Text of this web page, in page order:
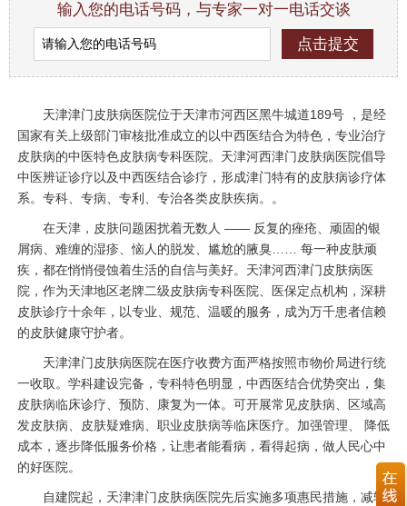
输入您的电话号码，与专家一对一电话交谈
天津津门皮肤病医院位于天津市河西区黑牛城道189号 ，是经
国家有关上级部门审核批准成立的以中西医结合为特色，专业治疗
皮肤病的中医特色皮肤病专科医院。天津河西津门皮肤病医院倡导
中医辨证诊疗以及中西医结合诊疗，形成津门特有的皮肤病诊疗体
系。专科、专病、专利、专治各类皮肤疾病。。
在天津，皮肤问题困扰着无数人 —— 反复的痤疮、顽固的银
屑病、难缠的湿疹、恼人的脱发、尴尬的腋臭…… 每一种皮肤顽
疾，都在悄悄侵蚀着生活的自信与美好。天津河西津门皮肤病医
院，作为天津地区老牌二级皮肤病专科医院、医保定点机构，深耕
皮肤诊疗十余年，以专业、规范、温暖的服务，成为万千患者信赖
的皮肤健康守护者。
天津津门皮肤病医院在医疗收费方面严格按照市物价局进行统
一收取。学科建设完备，专科特色明显，中西医结合优势突出，集
皮肤病临床诊疗、预防、康复为一体。可开展常见皮肤病、区域高
发皮肤病、皮肤疑难病、职业皮肤病等临床医疗。加强管理、 降低
成本，逐步降低服务价格，让患者能看病，看得起病，做人民心中
的好医院。
自建院起，天津津门皮肤病医院先后实施多项惠民措施，减轻